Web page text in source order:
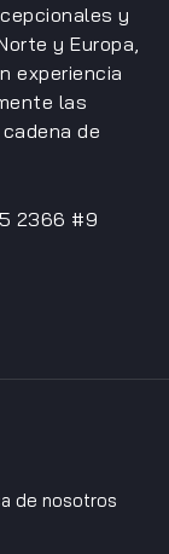
y
y Europa,
experiencia
las
de
2366 #9
de nosotros